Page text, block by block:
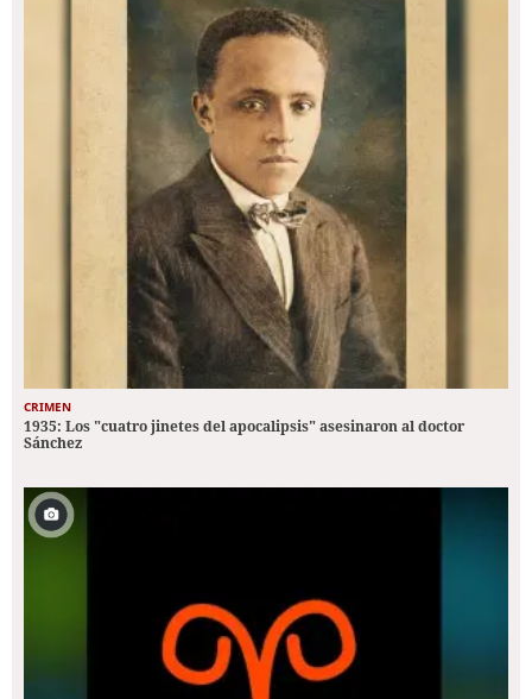
CRIMEN
1935: Los "cuatro jinetes del apocalipsis" asesinaron al doctor
Sánchez